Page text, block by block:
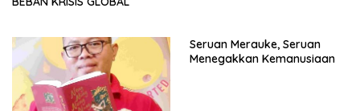
Seruan Merauke, Seruan
Menegakkan Kemanusiaan